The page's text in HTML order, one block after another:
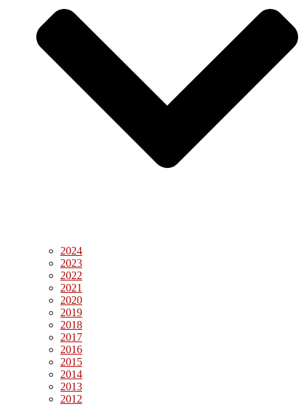
2024
2023
2022
2021
2020
2019
2018
2017
2016
2015
2014
2013
2012